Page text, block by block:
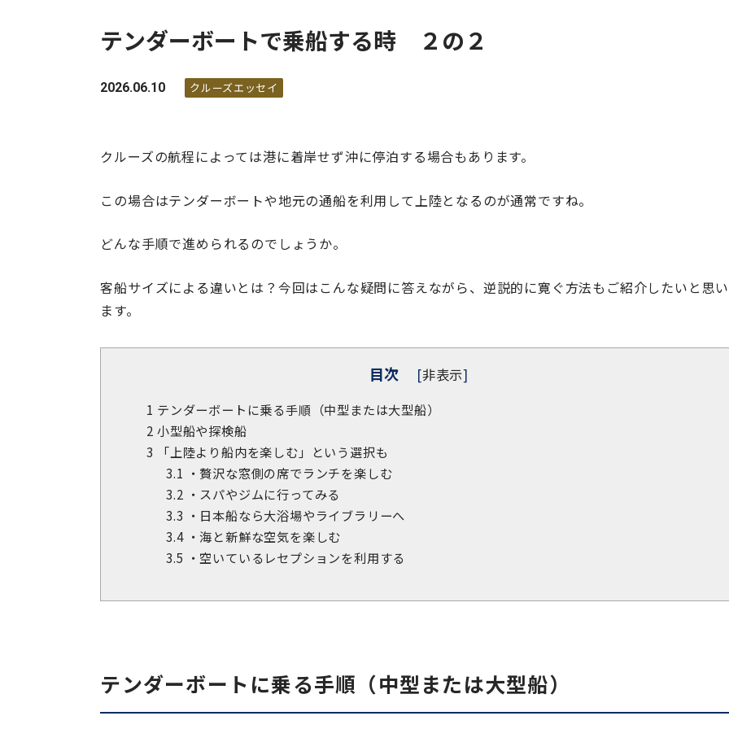
テンダーボートで乗船する時 ２の２
2026.06.10 クルーズエッセイ
クルーズの航程によっては港に着岸せず沖に停泊する場合もあります。
この場合はテンダーボートや地元の通船を利用して上陸となるのが通常ですね。
どんな手順で進められるのでしょうか。
客船サイズによる違いとは？今回はこんな疑問に答えながら、逆説的に寛ぐ方法もご紹介したいと思い
ます。
目次 [非表示]
1 テンダーボートに乗る手順（中型または大型船）
2 小型船や探検船
3 「上陸より船内を楽しむ」という選択も
3.1 ・贅沢な窓側の席でランチを楽しむ
3.2 ・スパやジムに行ってみる
3.3 ・日本船なら大浴場やライブラリーへ
3.4・海と新鮮な空気を楽しむ
3.5 ・空いているレセプションを利用する
テンダーボートに乗る手順（中型または大型船）